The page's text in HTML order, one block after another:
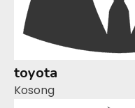
toyota
Kosong